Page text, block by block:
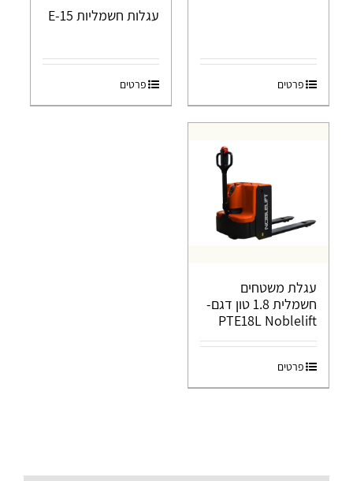
פרטים
עגלות חשמליות E-15
פרטים
עגלת משטחים
חשמלית 1.8 טון דגם-
PTE18L Noblelift
פרטים